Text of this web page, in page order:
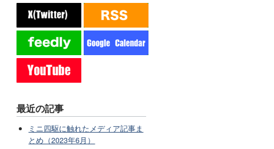
最近の記事
ミニ四駆に触れたメディア記事ま
とめ（2023年6月）